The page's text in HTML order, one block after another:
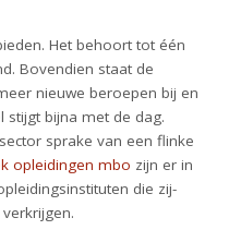
Het behoort tot één
Bovendien staat de
nieuwe beroepen bij en
stijgt bijna met de dag.
sprake van een flinke
opleidingen mbo zijn er in
die zij-